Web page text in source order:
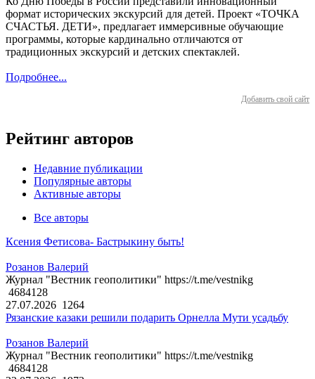
формат исторических экскурсий для детей. Проект «ТОЧКА
СЧАСТЬЯ. ДЕТИ», предлагает иммерсивные обучающие
программы, которые кардинально отличаются от
традиционных экскурсий и детских спектаклей.
Подробнее...
Добавить свой сайт
Рейтинг авторов
Недавние публикации
Популярные авторы
Активные авторы
Все авторы
Ксения Фетисова- Бастрыкину быть!
Розанов Валерий
Журнал "Вестник геополитики" https://t.me/vestnikg
4684128
27.07.2026 1264
Рязанские казаки решили подарить Орнелла Мути усадьбу
Розанов Валерий
Журнал "Вестник геополитики" https://t.me/vestnikg
4684128